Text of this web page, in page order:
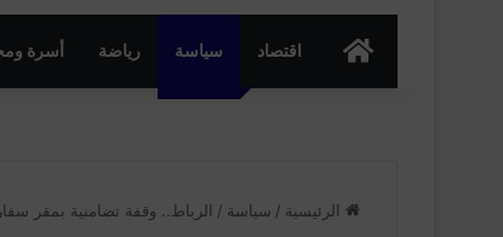
الرئسيةاقتصاد سياسة رياضة أسرة
الرئيسية / سياسة / الرباط.. وقفة تضامنية بمقر